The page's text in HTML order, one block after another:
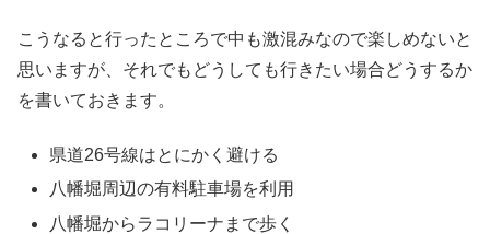
こうなると行ったところで中も激混みなので楽しめないと
思いますが、それでもどうしても行きたい場合どうするか
を書いておきます。
県道26号線はとにかく避ける
八幡堀周辺の有料駐車場を利用
八幡堀からラコリーナまで歩く